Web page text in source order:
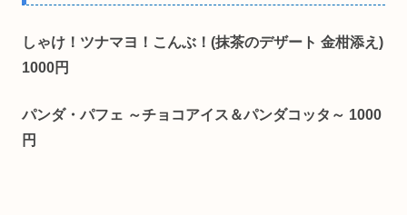
しゃけ！ツナマヨ！こんぶ！(抹茶のデザート 金柑添え)
1000円
パンダ・パフェ ～チョコアイス＆パンダコッタ～ 1000
円